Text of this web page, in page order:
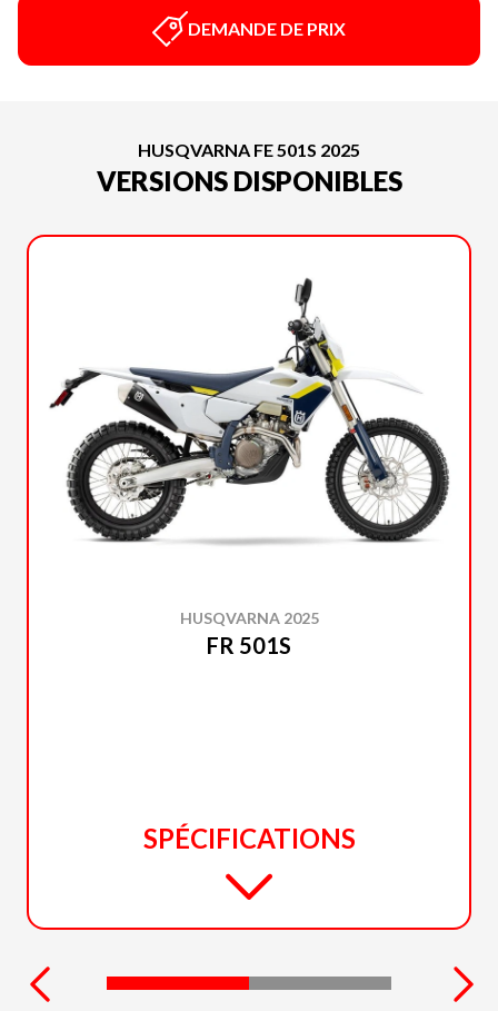
DEMANDE DE PRIX
HUSQVARNA FE 501S 2025
VERSIONS DISPONIBLES
HUSQVARNA 2025
FR 501S
SPÉCIFICATIONS